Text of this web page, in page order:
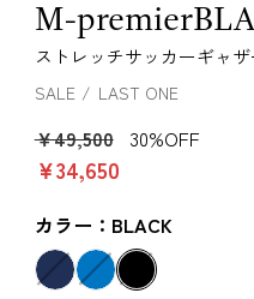
M-
ストレッチサッカーギャ
SALE LAST ONE
￥49,500 30%OFF
￥34,650
カラー：BLACK